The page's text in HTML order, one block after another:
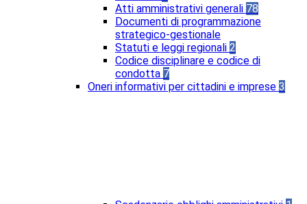
Atti amministrativi generali 78
Documenti di programmazione
strategico-gestionale
Statuti e leggi regionali 2
Codice disciplinare e codice di
condotta 7
Oneri informativi per cittadini e imprese 3